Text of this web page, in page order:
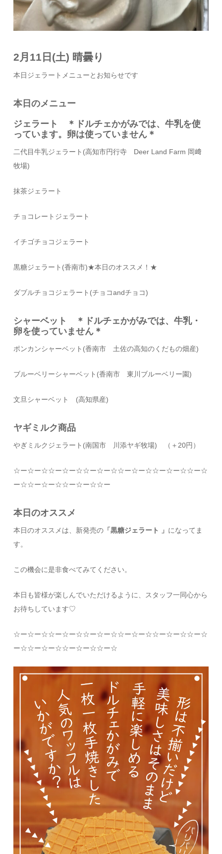
2月11日(土) 晴曇り
本日ジェラートメニューとお知らせです
本日のメニュー
ジェラート ＊ドルチェかがみでは、牛乳を使
っています。卵は使っていません＊
二代目牛乳ジェラート (高知市円行寺 Deer Land Farm 岡﨑
牧場)
抹茶ジェラート
チョコレートジェラート
イチゴチョコジェラート
黒糖ジェラート(香南市)★本日のオススメ！★
ダブルチョコジェラート(チョコandチョコ)
シャーベット ＊ドルチェかがみでは、牛乳・
卵を使っていません＊
ポンカンシャーベット(香南市 土佐の高知のくだもの畑産)
ブルーベリーシャーベット(香南市 東川ブルーベリー園)
文旦シャーベット (高知県産)
ヤギミルク商品
やぎミルクジェラート (南国市 川添ヤギ牧場) （＋20円）
☆ー☆ー☆☆ー☆ー☆☆ー☆ー☆☆ー☆ー☆☆ー☆ー☆☆ー☆
ー☆☆ー☆ー☆☆ー☆ー☆☆ー
本日のオススメ
本日のオススメは、新発売の 「黒糖ジェラート 」 になってま
す。
この機会に是非食べてみてください。
本日も皆様が楽しんでいただけるように、スタッフ一同心から
お待ちしています♡
☆ー☆ー☆☆ー☆ー☆☆ー☆ー☆☆ー☆ー☆☆ー☆ー☆☆ー☆
ー☆☆ー☆ー☆☆ー☆ー☆☆ー☆